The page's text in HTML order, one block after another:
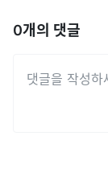
0개의 댓글